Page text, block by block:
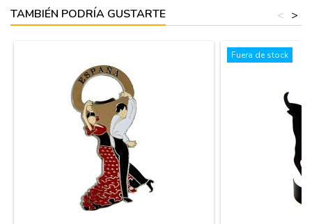
TAMBIÉN PODRÍA GUSTARTE >
<
Fuera de stock